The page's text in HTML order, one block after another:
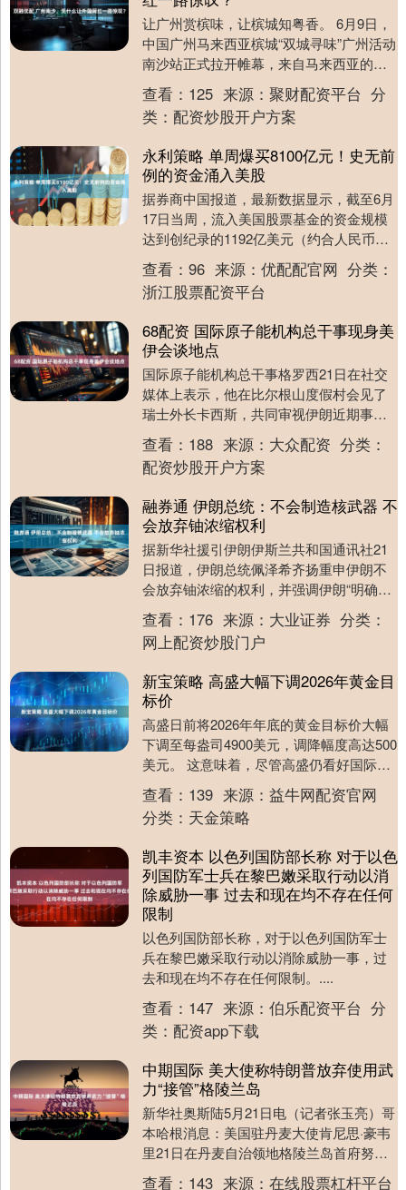
让广州赏槟味，让槟城知粤香。 6月9日，
中国广州马来西亚槟城“双城寻味”广州活动
南沙站正式拉开帷幕，来自马来西亚的多
名国际网红博主齐聚广州南沙，展开为期
一天的沉....
查看： 125 来源： 聚财配资平台 分
类： 配资炒股开户方案
永利策略 单周爆买8100亿元！史无前
例的资金涌入美股
据券商中国报道，最新数据显示，截至6月
17日当周，流入美国股票基金的资金规模
达到创纪录的1192亿美元（约合人民币
8100亿元），创出历史单周流入新高。其
中，科....
查看： 96 来源： 优配配官网 分类：
浙江股票配资平台
68配资 国际原子能机构总干事现身美
伊会谈地点
国际原子能机构总干事格罗西21日在社交
媒体上表示，他在比尔根山度假村会见了
瑞士外长卡西斯，共同审视伊朗近期事态
发展、前进道路以及国际原子能机构的重
要作用。....
查看： 188 来源： 大众配资 分类：
配资炒股开户方案
融券通 伊朗总统：不会制造核武器 不
会放弃铀浓缩权利
据新华社援引伊朗伊斯兰共和国通讯社21
日报道，伊朗总统佩泽希齐扬重申伊朗不
会放弃铀浓缩的权利，并强调伊朗“明确表
示不会制造原子弹”。 佩泽希齐扬表示，美
国想确保....
查看： 176 来源： 大业证券 分类：
网上配资炒股门户
新宝策略 高盛大幅下调2026年黄金目
标价
高盛日前将2026年年底的黄金目标价大幅
下调至每盎司4900美元，调降幅度高达500
美元。 这意味着，尽管高盛仍看好国际金
价年内涨势，但上涨空间已远不及此前预
期....
查看： 139 来源： 益牛网配资官网
分类： 天金策略
凯丰资本 以色列国防部长称 对于以色
列国防军士兵在黎巴嫩采取行动以消
除威胁一事 过去和现在均不存在任何
限制
以色列国防部长称，对于以色列国防军士
兵在黎巴嫩采取行动以消除威胁一事，过
去和现在均不存在任何限制。....
查看： 147 来源： 伯乐配资平台 分
类： 配资app下载
中期国际 美大使称特朗普放弃使用武
力“接管”格陵兰岛
新华社奥斯陆5月21日电（记者张玉亮）哥
本哈根消息：美国驻丹麦大使肯尼思·豪韦
里21日在丹麦自治领地格陵兰岛首府努克
出席美领事馆新址启用仪式时称，美总统
查看： 143 来源： 在线股票杠杆平台